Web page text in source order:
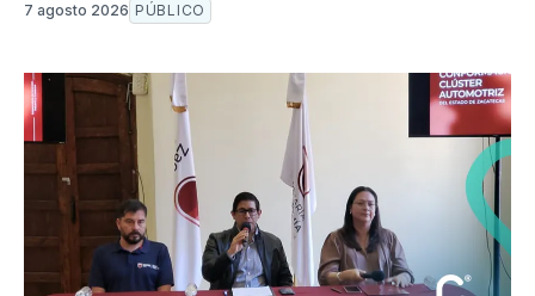
7 agosto 2026 PÚBLICO